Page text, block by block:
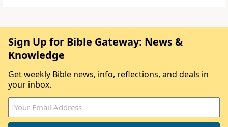
Sign Up for Bible Gateway: News &
Knowledge
Get weekly Bible news, info, reflections, and deals in
your inbox.